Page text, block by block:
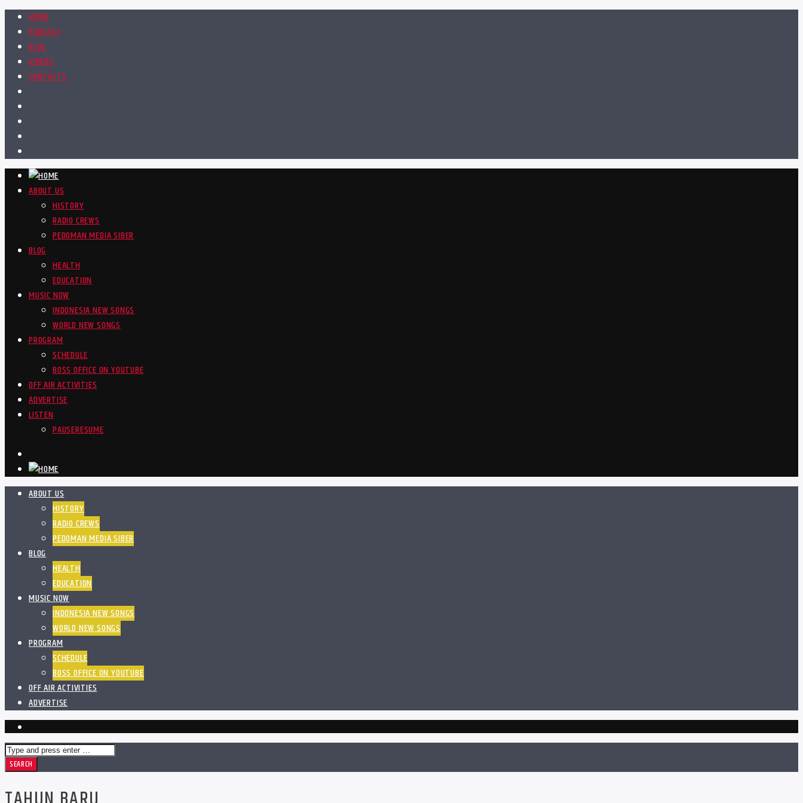
HOME
PODCAST
BLOG
VIDEOS
CONTACTS
ABOUT US
HISTORY
RADIO CREWS
PEDOMAN MEDIA SIBER
BLOG
HEALTH
EDUCATION
MUSIC NOW
INDONESIA NEW SONGS
WORLD NEW SONGS
PROGRAM
SCHEDULE
BOSS OFFICE ON YOUTUBE
OFF AIR ACTIVITIES
ADVERTISE
LISTEN
PAUSERESUME
ABOUT US
HISTORY
RADIO CREWS
PEDOMAN MEDIA SIBER
BLOG
HEALTH
EDUCATION
MUSIC NOW
INDONESIA NEW SONGS
WORLD NEW SONGS
PROGRAM
SCHEDULE
BOSS OFFICE ON YOUTUBE
OFF AIR ACTIVITIES
ADVERTISE